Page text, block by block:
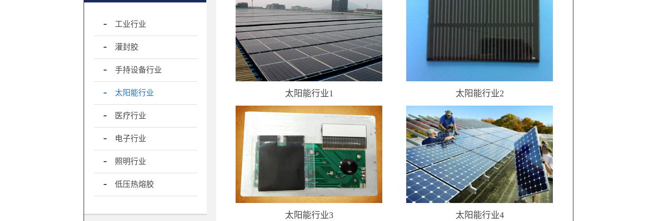
工业行业
灌封胶
手持设备行业
太阳能行业
医疗行业
电子行业
照明行业
低压热熔胶
太阳能行业1 太阳能行业2
太阳能行业3 太阳能行业4